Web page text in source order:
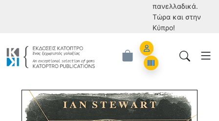
πανελλαδικά.
Tώρα και στην
Κύπρο!
Account
Orders